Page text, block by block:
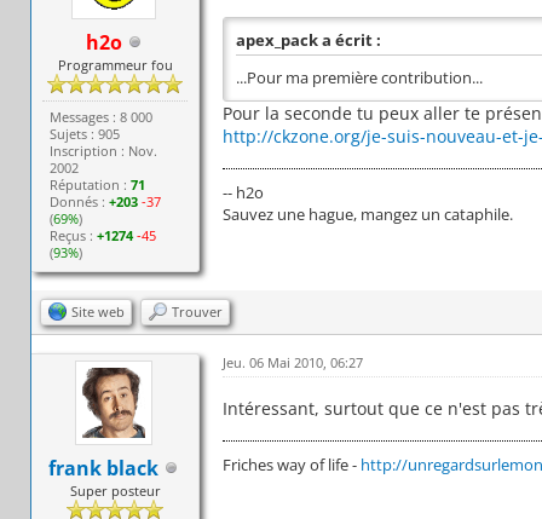
h2o
Programmeur fou
Messages : 8 000
Sujets : 905
Inscription : Nov.
2002
Réputation :71
Donnés :+203 -37
(69%)
Reçus :+1274 -45
(93%)
apex_pack a écrit :
...Pour ma première contribution...
Pour la seconde tu peux aller te
http://ckzone.org/je-suis-nouveau-et-
-- h2o
Sauvez une hague, mangez un cataphile.
Site web Trouver
frank black
Super posteur
Jeu. 06 Mai 2010, 06:27
Intéressant, surtout que ce n'est pas
Friches way of life - http://